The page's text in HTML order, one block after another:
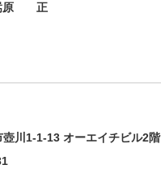
連携
への対応
嵩原 正
壺川1-1-13 オーエイチビル2階